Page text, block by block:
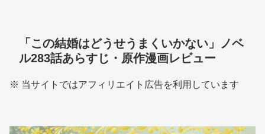
「この結婚はどうせうまくいかない」ノベ
ル283話あらすじ・原作漫画レビュー
※ 当サイトではアフィリエイト広告を利用しています